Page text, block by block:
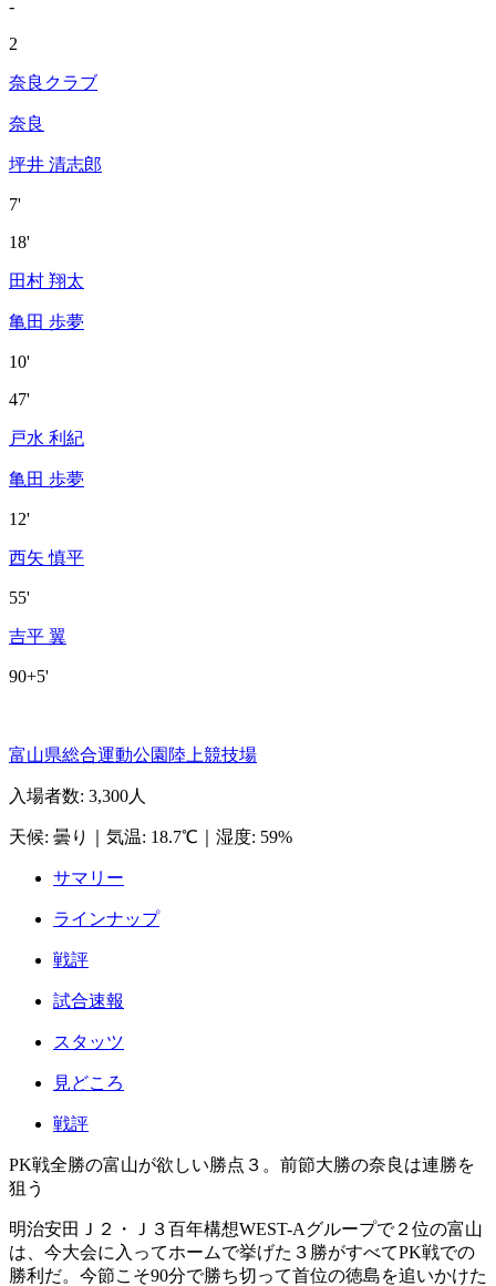
-
2
奈良クラブ
奈良
坪井 清志郎
7'
18'
田村 翔太
亀田 歩夢
10'
47'
戸水 利紀
亀田 歩夢
12'
西矢 慎平
55'
吉平 翼
90+5'
富山県総合運動公園陸上競技場
入場者数: 3,300人
天候: 曇り 気温: 18.7℃ 湿度: 59%
サマリー
ラインナップ
戦評
試合速報
スタッツ
見どころ
戦評
PK戦全勝の富山が欲しい勝点３。前節大勝の奈良は連勝を
狙う
明治安田Ｊ２・Ｊ３百年構想WEST-Aグループで２位の富山
は、今大会に入ってホームで挙げた３勝がすべてPK戦での
勝利だ。今節こそ90分で勝ち切って首位の徳島を追いかけた